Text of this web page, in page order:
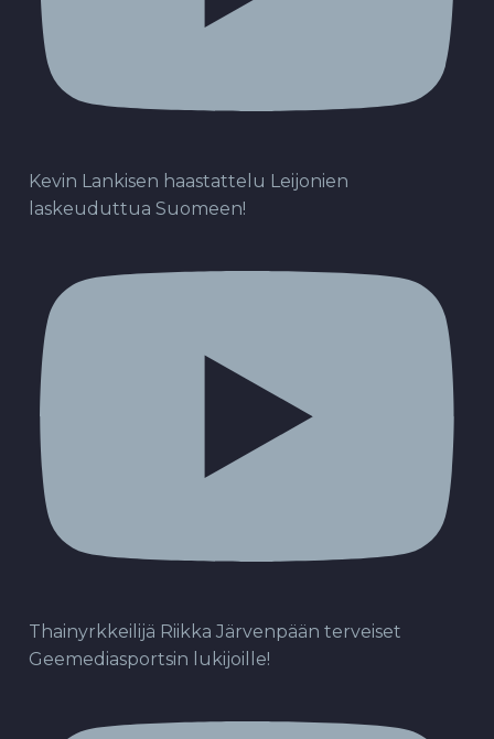
Kevin Lankisen haastattelu Leijonien
laskeuduttua Suomeen!
Thainyrkkeilijä Riikka Järvenpään terveiset
Geemediasportsin lukijoille!